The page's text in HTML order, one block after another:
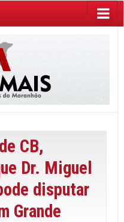
CB,
Dr. Miguel
disputar
Grande